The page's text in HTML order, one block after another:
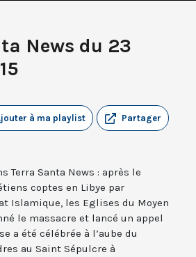
News du 23
Partager
à ma playlist
Terra Santa News : après le
coptes en Libye par
Islamique, les Eglises du Moyen
le massacre et lancé un appel
a été célébrée à l’aube du
au Saint Sépulcre à